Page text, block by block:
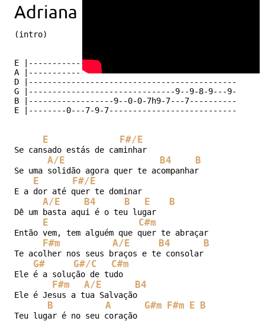
Adriana
(intro)
E
A
D
G |-------------------------------9--9-8-9---
B |------------------9--0-0-7h9-7---7----------7--9-
E F#/E
Se cansado estás de caminhar
A/E B4 B
Se uma solidão agora quer te acompanhar
E F#/E
E a dor até quer te dominar
A/E B4 B E B
Dê um basta aqui é o teu lugar
E C#m
Então vem, tem alguém que quer te abraçar
F#m A/E B4 B
Te acolher nos seus braços e te consolar
G# G#/C C#m
Ele é a solução de tudo
F#m A/E B4
Ele é Jesus a tua Salvação
B A G#m F#m E B
Teu lugar é no seu coração